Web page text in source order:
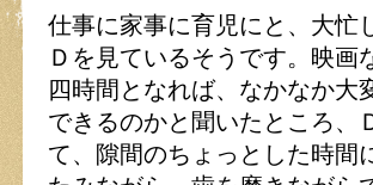
仕事に家事に育児にと、大忙
Ｄを見ているそうです。映
四時間となれば、なかなか
できるのかと聞いたところ、
て、隙間のちょっとした時間